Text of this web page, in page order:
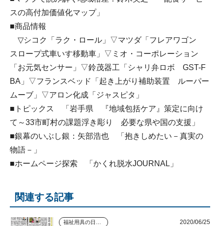
スの高付加価値化マップ」
■商品情報
▽シコク「ラク・ロール」▽マツダ「フレアワゴン
スロープ式車いす移動車」▽ミオ・コーポレーション
「お元気センサー」▽鈴茂器工「シャリ弁ロボ GST-F
BA」▽フランスベッド「起き上がり補助装置 ルーパー
ムーブ」▽アロン化成「ジャスピタ」
■トピックス 「岩手県 『地域包括ケア』策定に向け
て～33市町村の課題浮き彫り 必要な県や国の支援」
■銀幕のいぶし銀：矢部浩也 「抱きしめたい－真実の
物語－」
■ホームページ探索 「かくれ脱水JOURNAL」
関連する記事
2020/06/25